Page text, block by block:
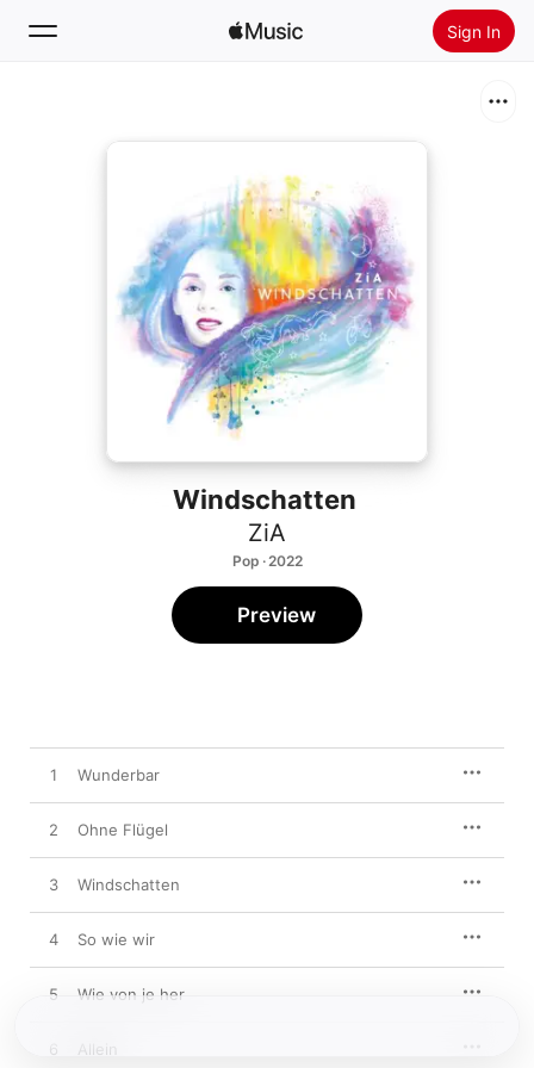
Sign In
Install Apple Music
Windschatten
ZiA
Pop · 2022
Preview
1 Wunderbar
2 Ohne Flügel
3 Windschatten
4 So wie wir
5 Wie von je her
6 Allein